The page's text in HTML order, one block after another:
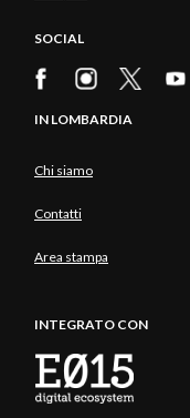
SOCIAL
IN LOMBARDIA
Chi siamo
Contatti
Area stampa
INTEGRATO CON